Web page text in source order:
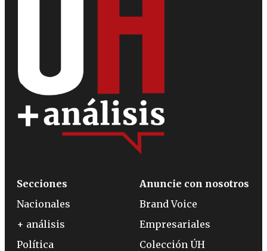
Secciones
Nacionales
+ análisis
Política
Anuncie con nosotros
Brand Voice
Empresariales
Colección ÚH